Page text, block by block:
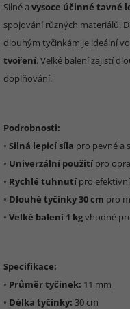
Silné a vysoce účinné tavné
spojování různých materiálů.
dlouhým tyčinkám je ideální
tvoření. Velké balení zajistí
doplňování.
Podrobnosti:
• Silná lepicí síla pro pevné a
• Univerzální použití pro
• Rychlé tuhnutí pro
• Dlouhé tyčinky 30 cm pro
• Velké balení 1 kgvhodné
Specifikace:
• Průměr tyčinek: 11 mm
• Délka tyčinky: 30 cm